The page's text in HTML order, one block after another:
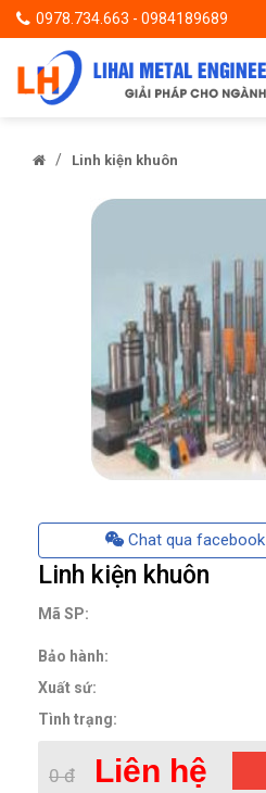
0978.734.663 - 0984189689
/ Linh kiện khuôn
Chat qua facebook
Linh kiện khuôn
Mã SP:
Bảo hành:
Xuất sứ:
Tình trạng:
0 đ Liên hệ